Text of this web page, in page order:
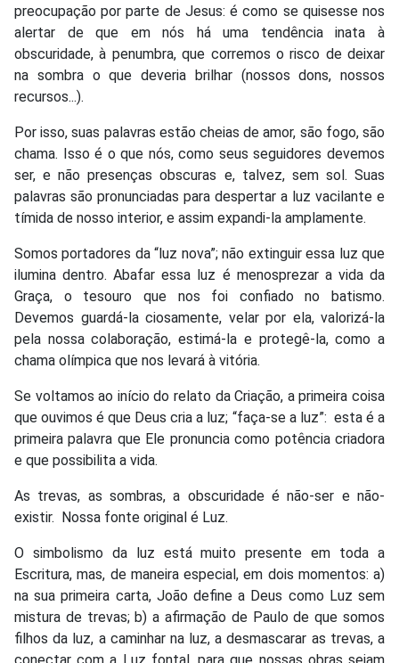
preocupação por parte de Jesus: é como se quisesse nos
alertar de que em nós há uma tendência inata à
obscuridade, à penumbra, que corremos o risco de deixar
na sombra o que deveria brilhar (nossos dons, nossos
recursos...).
Por isso, suas palavras estão cheias de amor, são fogo, são
chama. Isso é o que nós, como seus seguidores devemos
ser, e não presenças obscuras e, talvez, sem sol. Suas
palavras são pronunciadas para despertar a luz vacilante e
tímida de nosso interior, e assim expandi-la amplamente.
Somos portadores da “luz nova”; não extinguir essa luz que
ilumina dentro. Abafar essa luz é menosprezar a vida da
Graça, o tesouro que nos foi confiado no batismo.
Devemos guardá-la ciosamente, velar por ela, valorizá-la
pela nossa colaboração, estimá-la e protegê-la, como a
chama olímpica que nos levará à vitória.
Se voltamos ao início do relato da Criação, a primeira coisa
que ouvimos é que Deus cria a luz; “faça-se a luz”: esta é a
primeira palavra que Ele pronuncia como potência criadora
e que possibilita a vida.
As trevas, as sombras, a obscuridade é não-ser e não-
existir. Nossa fonte original é Luz.
O simbolismo da luz está muito presente em toda a
Escritura, mas, de maneira especial, em dois momentos: a)
na sua primeira carta, João define a Deus como Luz sem
mistura de trevas; b) a afirmação de Paulo de que somos
filhos da luz, a caminhar na luz, a desmascarar as trevas, a